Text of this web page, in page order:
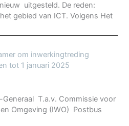
uitgesteld. De reden:
gebied van ICT. Volgens Het
om inwerkingtreding
tot 1 januari 2025
Generaal T.a.v. Commissie voor
Omgeving (IWO) Postbus